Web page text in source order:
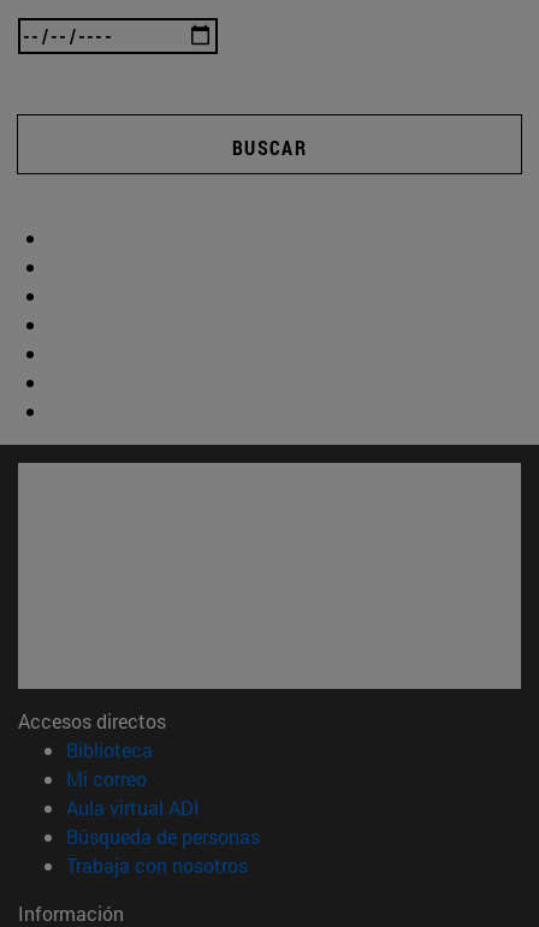
BUSCAR
Accesos directos
Biblioteca
Mi correo(abre en nueva ventana)
Aula virtual ADI
Búsqueda de personas(abre en nueva ventana)
Trabaja con nosotros(abre en nueva ventana)
Información